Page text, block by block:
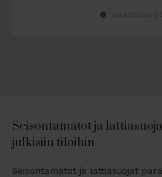
Seisontamatot ja
julkisiin tiloihin
Seisontamatot ja lattiasuojat